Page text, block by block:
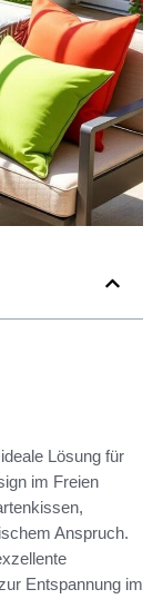
Lösung für
im Freien
Anspruch.
Entspannung im